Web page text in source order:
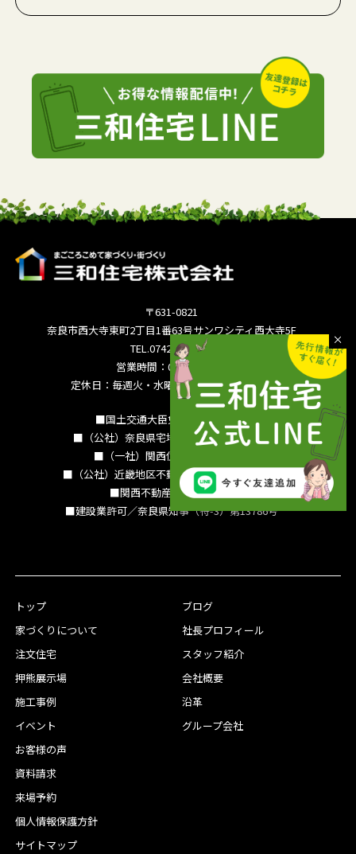
〒631-0821
奈良市西大寺東町2丁目1番63号サンワシティ西大寺5F
TEL.0742-36-3035
営業時間：09:00～18:00
定休日：毎週火・水曜日 夏季休暇 年末年始
■国土交通大臣免許（15）994号
■（公社）奈良県宅地建物取引業協会会員
■（一社）関西住宅産業協会会員
■（公社）近畿地区不動産公正取引協議会加盟
■関西不動産情報センター
■建設業許可／奈良県知事（特-3）第13786号
トップ
家づくりについて
注文住宅
押熊展示場
施工事例
イベント
お客様の声
ブログ
社長プロフィール
スタッフ紹介
会社概要
沿革
グループ会社
資料請求
来場予約
個人情報保護方針
サイトマップ